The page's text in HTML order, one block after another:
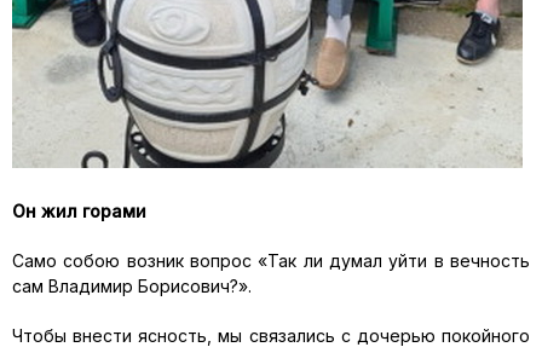
Он жил горами
Само собою возник вопрос «Так ли думал уйти в вечность
сам Владимир Борисович?».
Чтобы внести ясность, мы связались с дочерью покойного